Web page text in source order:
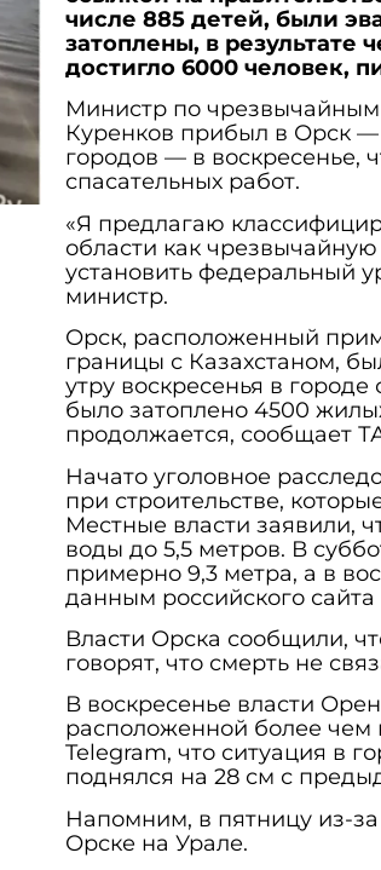
числе 885 детей, были
затоплены, в результате
достигло 6000 человек,
Министр по
Куренков прибыл в Орск
городов — в воскресенье,
спасательных работ.
«Я предлагаю
области как
установить федеральный
министр.
Орск, расположенный
границы с Казахстаном,
утру воскресенья в
было затоплено 4500
продолжается, сообщает
Начато уголовное
при строительстве,
Местные власти заявили,
воды до 5,5 метров. В
примерно 9,3 метра, а в
данным российского
Власти Орска сообщили,
говорят, что смерть не
В воскресенье власти
расположенной более чем
Telegram, что ситуация в
поднялся на 28 см с
Напомним, в пятницу из-
Орске на Урале.